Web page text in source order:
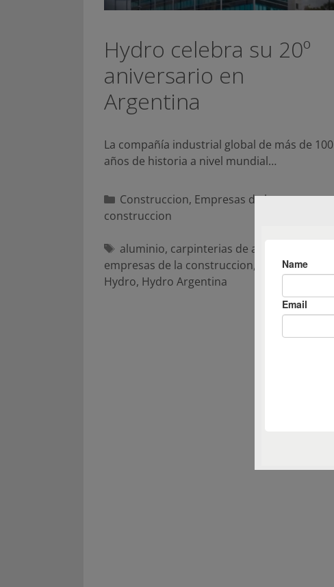
Hydro celebra su 20º
aniversario en
Argentina
La compañía industrial global de más de 100
años de historia a nivel mundial…
Categorías
Construccion, Empresas de la
construccion
Etiquetas
aluminio, carpinterias de aluminio
empresas de la construccion, extrusión
Hydro, Hydro Argentina